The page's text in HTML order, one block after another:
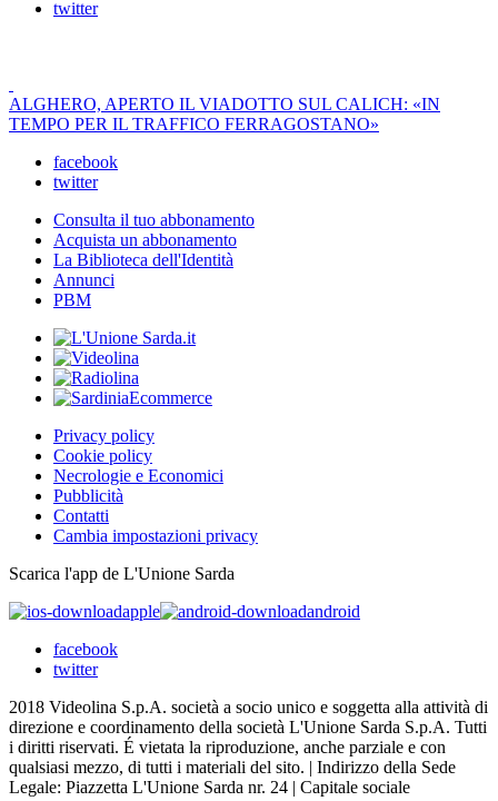
twitter
ALGHERO, APERTO IL VIADOTTO SUL CALICH: «IN
TEMPO PER IL TRAFFICO FERRAGOSTANO»
facebook
twitter
Consulta il tuo abbonamento
Acquista un abbonamento
La Biblioteca dell'Identità
Annunci
PBM
Privacy policy
Cookie policy
Necrologie e Economici
Pubblicità
Contatti
Cambia impostazioni privacy
Scarica l'app de L'Unione Sarda
apple
android
facebook
twitter
2018 Videolina S.p.A. società a socio unico e soggetta alla attività di
direzione e coordinamento della società L'Unione Sarda S.p.A. Tutti
i diritti riservati. É vietata la riproduzione, anche parziale e con
qualsiasi mezzo, di tutti i materiali del sito. | Indirizzo della Sede
Legale: Piazzetta L'Unione Sarda nr. 24 | Capitale sociale